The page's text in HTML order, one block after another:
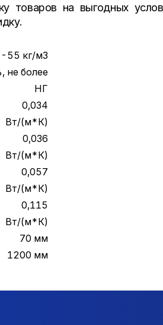
товаров на выгодных
55 кг/м3
не более
НГ
0,034
Вт/(м*К)
0,036
Вт/(м*К)
0,057
Вт/(м*К)
0,115
Вт/(м*К)
70 мм
1200 мм